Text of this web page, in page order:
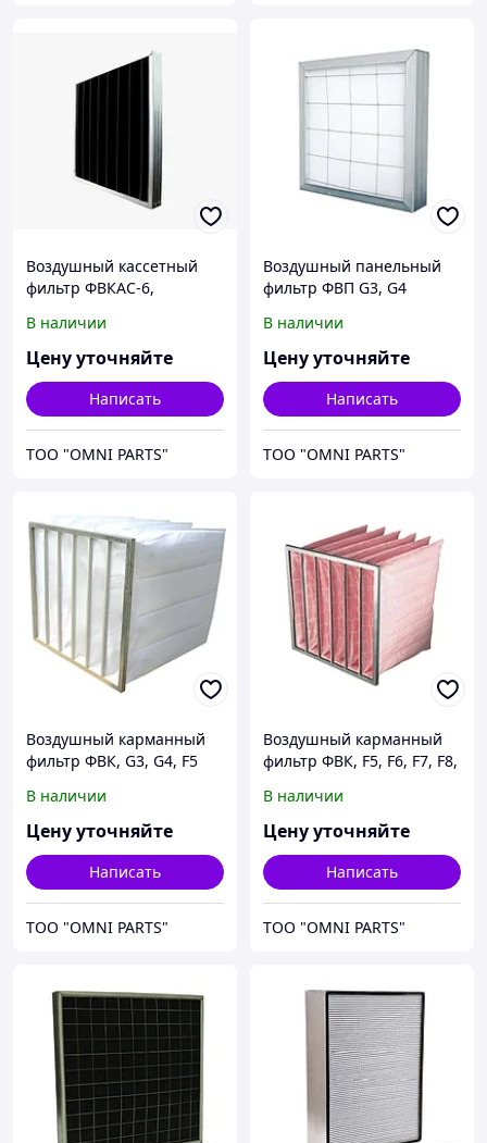
Воздушный кассетный
фильтр ФВКАС-6,
В наличии
Цену уточняйте
Написать
ТОО "OMNI PARTS"
Воздушный панельный
фильтр ФВП G3, G4
В наличии
Цену уточняйте
Написать
ТОО "OMNI PARTS"
Воздушный карманный
фильтр ФВК, G3, G4, F5
В наличии
Цену уточняйте
Написать
ТОО "OMNI PARTS"
Воздушный карманный
фильтр ФВК, F5, F6, F7, F8,
В наличии
Цену уточняйте
Написать
ТОО "OMNI PARTS"